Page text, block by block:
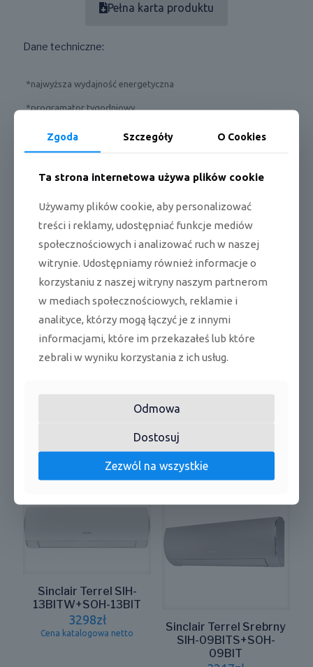
Pełna karta produktu
Dane techniczne:
*najwyższa wydajność energetyczna
*programator tygodniowy
*funkcja zerowego zużycia energii
*automatyczny restart
*sterownik centralny
*kontrola grupowa
*funkcja zabezpieczenia dostępu przed dziećmi
*kontrola za pomocą dwóch czujników
*długie instalacje i duże różnice wysokości
*funkcja gorącego startu
*funkcja wymuszania trybu chłodzenia
Sinclair Terrel SIH-
13BITW+SOH-13BIT
3298zł
Cena katalogowa netto
Sinclair Terrel Srebrny
SIH-09BITS+SOH-
09BIT
Zgoda Szczegóły O Cookies
Ta strona internetowa używa plików cookie
Używamy plików cookie, aby personalizować
treści i reklamy, udostępniać funkcje mediów
społecznościowych i analizować ruch w naszej
witrynie. Udostępniamy również informacje o
korzystaniu z naszej witryny naszym partnerom
w mediach społecznościowych, reklamie i
analityce, którzy mogą łączyć je z innymi
informacjami, które im przekazałeś lub które
zebrali w wyniku korzystania z ich usług.
Odmowa
Dostosuj
Zezwól na wszystkie